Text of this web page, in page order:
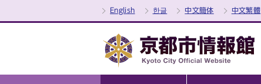
English 한글 中文簡体 中文繁體